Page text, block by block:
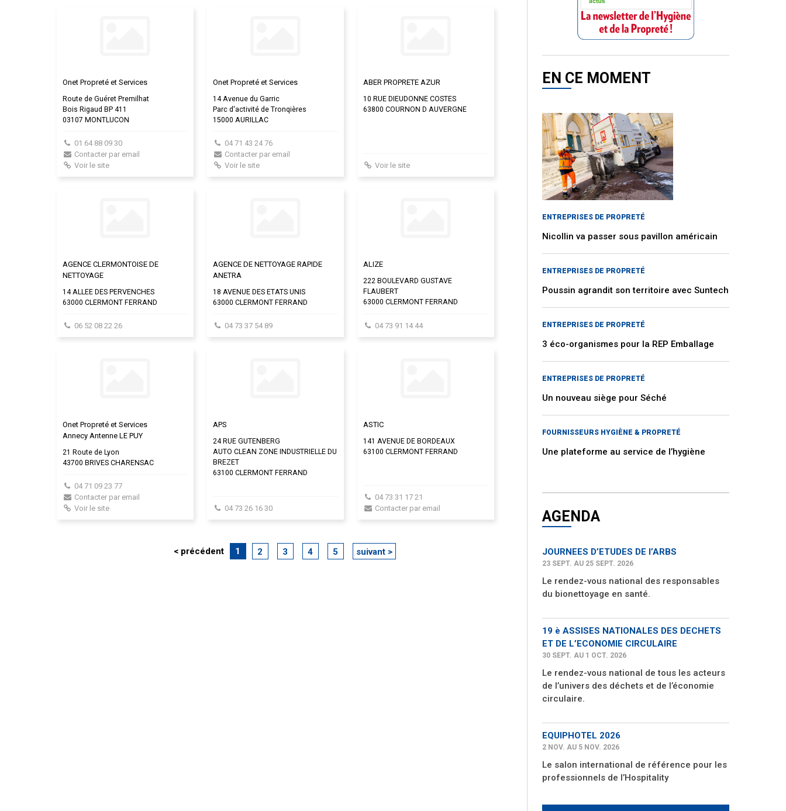
Onet Propreté et Services
Route de Guéret Premilhat
Bois Rigaud BP 411
03107 MONTLUCON
01 64 88 09 30
Contacter par email
Voir le site
Onet Propreté et Services
14 Avenue du Garric
Parc d'activité de Tronqières
15000 AURILLAC
04 71 43 24 76
Contacter par email
Voir le site
ABER PROPRETE AZUR
10 RUE DIEUDONNE COSTES
63800 COURNON D AUVERGNE
Voir le site
AGENCE CLERMONTOISE DE
NETTOYAGE
14 ALLEE DES PERVENCHES
63000 CLERMONT FERRAND
06 52 08 22 26
AGENCE DE NETTOYAGE RAPIDE
ANETRA
18 AVENUE DES ETATS UNIS
63000 CLERMONT FERRAND
04 73 37 54 89
ALIZE
222 BOULEVARD GUSTAVE
FLAUBERT
63000 CLERMONT FERRAND
04 73 91 14 44
Onet Propreté et Services
Annecy Antenne LE PUY
21 Route de Lyon
43700 BRIVES CHARENSAC
04 71 09 23 77
Contacter par email
Voir le site
APS
24 RUE GUTENBERG
AUTO CLEAN ZONE INDUSTRIELLE DU
BREZET
63100 CLERMONT FERRAND
04 73 26 16 30
ASTIC
141 AVENUE DE BORDEAUX
63100 CLERMONT FERRAND
04 73 31 17 21
Contacter par email
< précédent 1 2 3 4 5 suivant >
EN CE MOMENT
ENTREPRISES DE PROPRETÉ
Nicollin va passer sous pavillon américain
ENTREPRISES DE PROPRETÉ
Poussin agrandit son territoire avec Suntech
ENTREPRISES DE PROPRETÉ
3 éco-organismes pour la REP Emballage
ENTREPRISES DE PROPRETÉ
Un nouveau siège pour Séché
FOURNISSEURS HYGIÈNE & PROPRETÉ
Une plateforme au service de l’hygiène
AGENDA
JOURNEES D’ETUDES DE l’ARBS
23 SEPT. AU 25 SEPT. 2026
Le rendez-vous national des responsables
du bionettoyage en santé.
19 è ASSISES NATIONALES DES DECHETS
ET DE L’ECONOMIE CIRCULAIRE
30 SEPT. AU 1 OCT. 2026
Le rendez-vous national de tous les acteurs
de l’univers des déchets et de l’économie
circulaire.
EQUIPHOTEL 2026
2 NOV. AU 5 NOV. 2026
Le salon international de référence pour les
professionnels de l’Hospitality